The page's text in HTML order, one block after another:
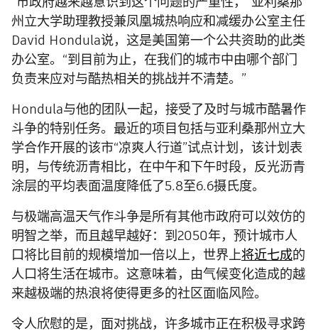
州立大学助理教授兼凤凰城热响应和减缓办公室主任
David Hondula说，这是美国第一个公共资助的此类
办公室。“到目前为止，在我们的城市中由哪个部门
负责来应对与酷热相关的挑战并不清楚。”
Hondula与他的团队一起，接受了及时与城市酷暑作
斗争的特别任务。最近的项目包括与亚利桑那州立大
学合作开展的该市“凉爽人行道”试点计划，该计划表
明，与传统沥青相比，在中午和下午时段，反光沥青
涂层的平均表面温度降低了5.8至6.6摄氏度。
与极端高温天气作斗争是所有其他市政府可以效仿的
明智之举，而且越早越好：到2050年，预计城市人
口将比目前的规模增加一倍以上，世界上将近七成的
人口将生活在城市。这意味着，由气候变化造成的越
来越极端的热浪将使得更多的社区面临风险。
令人欣慰的是，面对挑战，许多城市正在积极寻求跨